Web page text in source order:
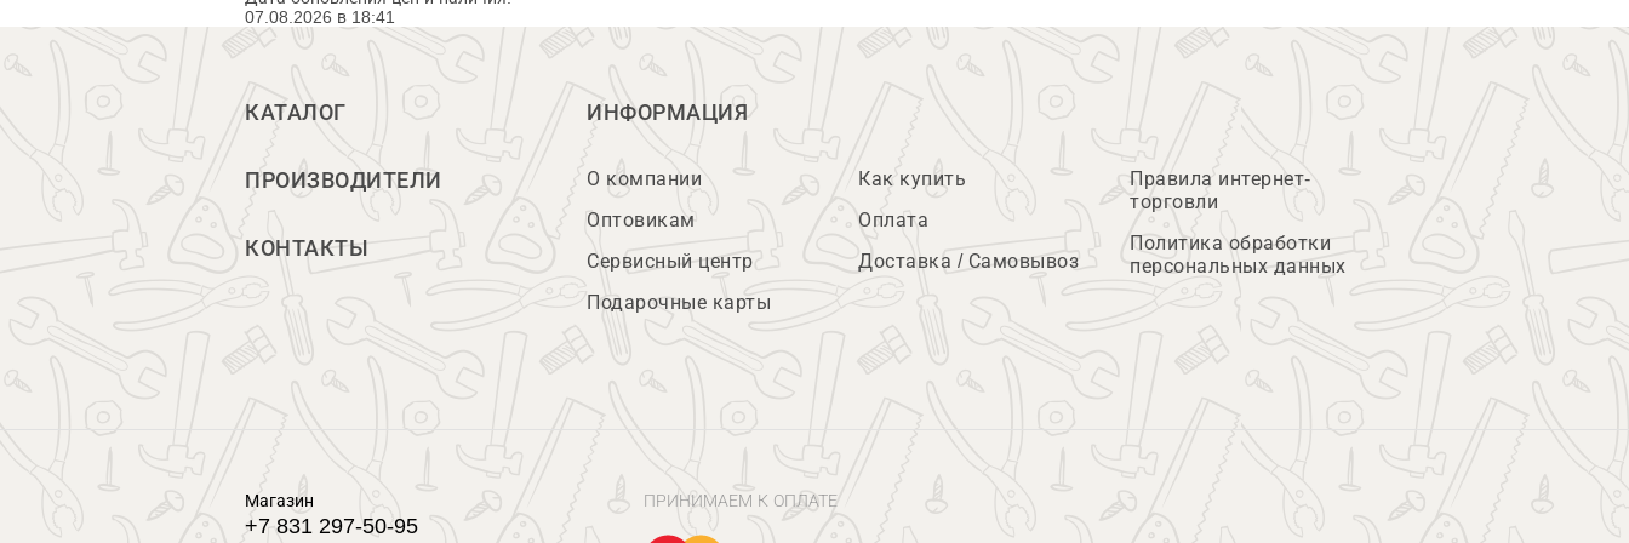
07.08.2026 в 18:41
КАТАЛОГ
ПРОИЗВОДИТЕЛИ
КОНТАКТЫ
ИНФОРМАЦИЯ
О компании
Оптовикам
Сервисный центр
Подарочные карты
Как купить
Оплата
Доставка / Самовывоз
Правила интернет-
торговли
Политика обработки
персональных данных
Магазин
+7 831 297-50-95
ПРИНИМАЕМ К ОПЛАТЕ